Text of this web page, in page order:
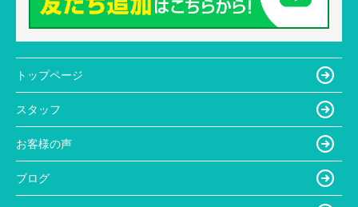
トップページ
スタッフ
お客様の声
ブログ